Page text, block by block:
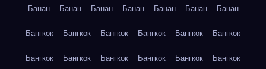
Банан Банан Банан Банан Банан Банан Банан
Бангкок Бангкок Бангкок Бангкок Бангкок Бангкок
Бангкок Бангкок Бангкок Бангкок Бангкок Бангкок